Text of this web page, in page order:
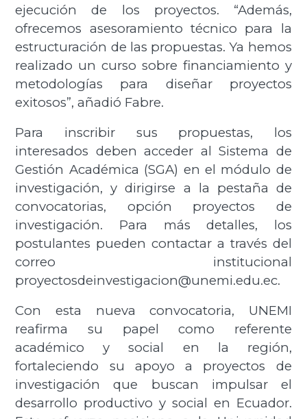
ejecución de los proyectos. “Además,
ofrecemos asesoramiento técnico para la
estructuración de las propuestas. Ya hemos
realizado un curso sobre financiamiento y
metodologías para diseñar proyectos
exitosos”, añadió Fabre.
Para inscribir sus propuestas, los
interesados deben acceder al Sistema de
Gestión Académica (SGA) en el módulo de
investigación, y dirigirse a la pestaña de
convocatorias, opción proyectos de
investigación. Para más detalles, los
postulantes pueden contactar a través del
correo institucional
proyectosdeinvestigacion@unemi.edu.ec.
Con esta nueva convocatoria, UNEMI
reafirma su papel como referente
académico y social en la región,
fortaleciendo su apoyo a proyectos de
investigación que buscan impulsar el
desarrollo productivo y social en Ecuador.